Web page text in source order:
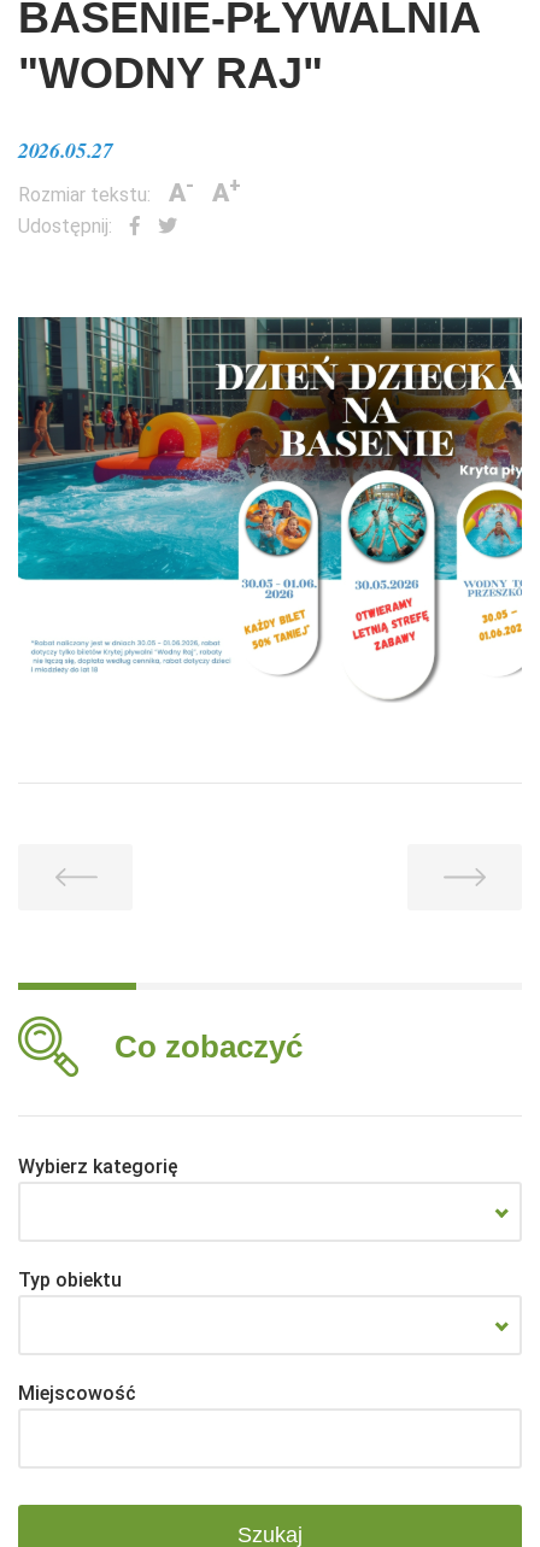
BASENIE-PŁYWALNIA
"WODNY RAJ"
2026.05.27
Rozmiar tekstu: A- A+
Udostępnij:
Co zobaczyć
Wybierz kategorię
Typ obiektu
Miejscowość